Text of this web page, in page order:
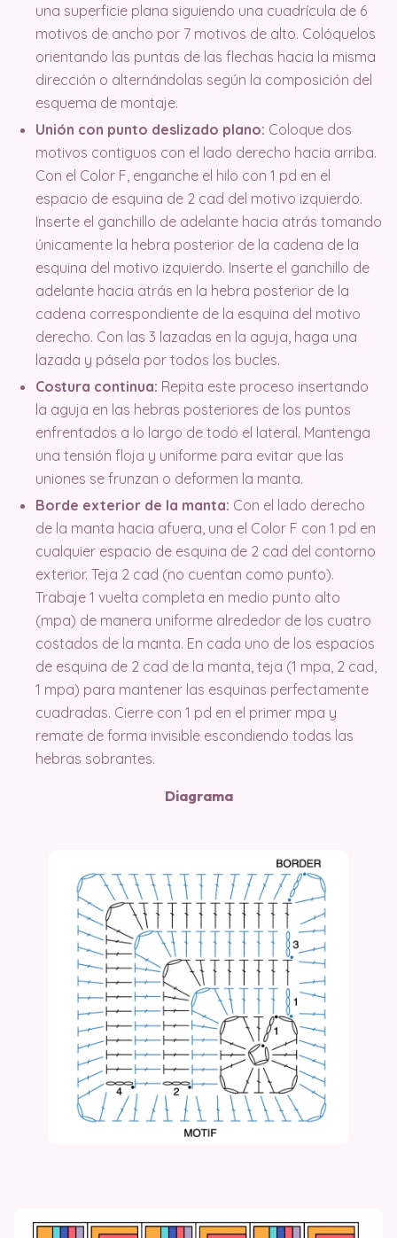
una superficie plana siguiendo una cuadrícula de 6
motivos de ancho por 7 motivos de alto. Colóquelos
orientando las puntas de las flechas hacia la misma
dirección o alternándolas según la composición del
esquema de montaje.
Unión con punto deslizado plano: Coloque dos
motivos contiguos con el lado derecho hacia arriba.
Con el Color F, enganche el hilo con 1 pd en el
espacio de esquina de 2 cad del motivo izquierdo.
Inserte el ganchillo de adelante hacia atrás tomando
únicamente la hebra posterior de la cadena de la
esquina del motivo izquierdo. Inserte el ganchillo de
adelante hacia atrás en la hebra posterior de la
cadena correspondiente de la esquina del motivo
derecho. Con las 3 lazadas en la aguja, haga una
lazada y pásela por todos los bucles.
Costura continua: Repita este proceso insertando
la aguja en las hebras posteriores de los puntos
enfrentados a lo largo de todo el lateral. Mantenga
una tensión floja y uniforme para evitar que las
uniones se frunzan o deformen la manta.
Borde exterior de la manta: Con el lado derecho
de la manta hacia afuera, una el Color F con 1 pd en
cualquier espacio de esquina de 2 cad del contorno
exterior. Teja 2 cad (no cuentan como punto).
Trabaje 1 vuelta completa en medio punto alto
(mpa) de manera uniforme alrededor de los cuatro
costados de la manta. En cada uno de los espacios
de esquina de 2 cad de la manta, teja (1 mpa, 2 cad,
1 mpa) para mantener las esquinas perfectamente
cuadradas. Cierre con 1 pd en el primer mpa y
remate de forma invisible escondiendo todas las
hebras sobrantes.
Diagrama